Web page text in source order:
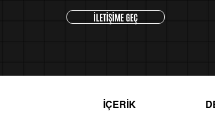
İLETİŞİME GEÇ
İÇERİK